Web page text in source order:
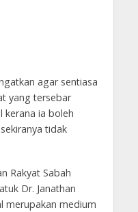
agar sentiasa
yang tersebar
kerana ia boleh
tidak
Rakyat Sabah
Dr. Janathan
merupakan medium